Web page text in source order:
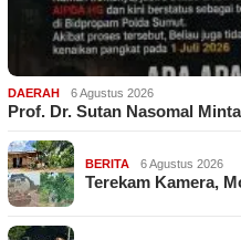
DAERAH 6 Agustus 2026
Prof. Dr. Sutan Nasomal
BERITA 6 Agustus 2026
Terekam Kamera,